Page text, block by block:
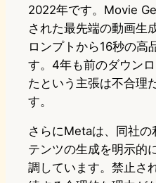
2022年です。Movie
された最先端の動画生
ロンプトから16秒の高
す。4年も前のダウン
たという主張は不合理
す。
さらにMetaは、同社
テンツの生成を明示的
調しています。禁止さ